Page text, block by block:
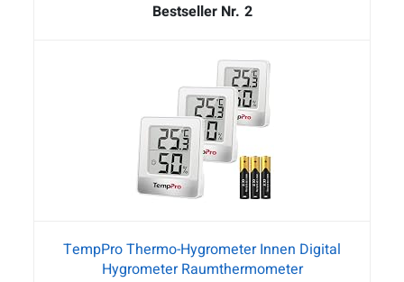
2
TempPro Thermo-Hygrometer Innen Digital
Hygrometer Raumthermometer